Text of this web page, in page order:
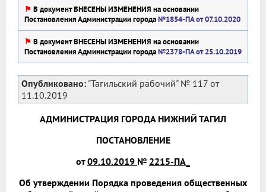
⚑ В документ ВНЕСЕНЫ ИЗМЕНЕНИЯ на основании
Постановления Администрации города№1854-ПА от 07.10.2020
⚑ В документ ВНЕСЕНЫ ИЗМЕНЕНИЯ на основании
Постановления Администрации города№2378-ПА от 25.10.2019
Опубликовано: "Тагильский рабочий" № 117 от
11.10.2019
АДМИНИСТРАЦИЯ ГОРОДА НИЖНИЙ ТАГИЛ
ПОСТАНОВЛЕНИЕ
от09.10.2019 № 2215-ПА_
Об утверждении Порядка проведения общественных